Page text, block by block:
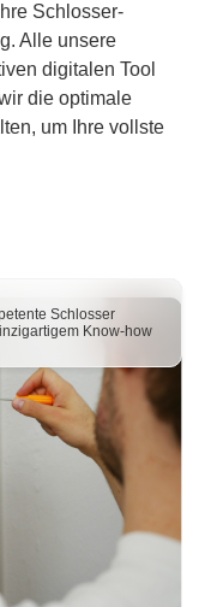
Schlosser
Know-how
Schlosser-
Alle unsere
digitalen Tool
die optimale
um Ihre vollste